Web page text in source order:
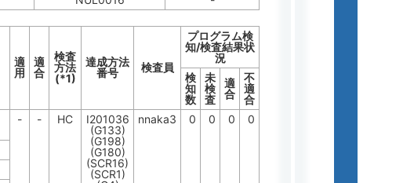
適
用
適
合
検査
方法
(*1)
達成方法
番号
検査員
プログラム検
知/検査結果状
況
検
知
数
未
検
査
適
合
不
適
合
- - HC
I201036
(G133)
(G198)
(G180)
(SCR16)
(SCR1)
nnaka3 0 0 0 0